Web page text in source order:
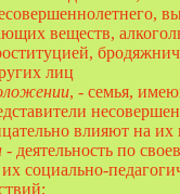
веществ,
лиц
, - семья,
влияют на
- деятельность по
социально-